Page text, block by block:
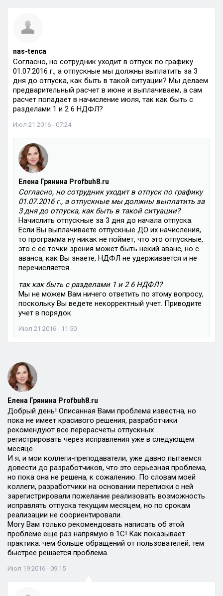
nas-tenca
Согласно, но сотрудник уходит в отпуск по графику
01.07.2016 г., а отпускные мы должны выплатить за 3
дня до отпуска, как быть в такой ситуации? Мы делаем
предварительный расчет в июне и выплачиваем, а сам
расчет попадает в начисление июля, так как быть с
разделами 1 и 2 6 НДФЛ?
Июл 21 2016 - 07:24
Елена Грянина Profbuh8.ru
Согласно, но сотрудник уходит в отпуск по графику
01.07.2016 г., а отпускные мы должны выплатить за
3 дня до отпуска, как быть в такой ситуации?
Начислить отпускные за 3 дня до начала отпуска.
Если Вы выплачиваете отпускные ДО их начисления,
то программа ну никак не поймет, что это отпускные,
это с ее точки зрения может быть некий аванс, но с
аванса, как Вы знаете, НДФЛ не удерживается и не
перечисляется.
так как быть с разделами 1 и 2 6 НДФЛ?
Мы не можем Вам ничего ответить по этому вопросу,
поскольку Вы ведете некорректный учет. Приводите
учет в порядок.
Июл 21 2016 - 11:50
Елена Грянина Profbuh8.ru
Добрый день! Описанная Вами проблема известна, но
пока не имеет красивого решения, разработчики
рекомендуют все перерасчеты отпускных
регистрировать через исправления уже в следующем
месяце.
И я, и мои коллеги-преподаватели, уже давно пытаемся
довести до разработчиков, что это серьезная проблема,
но пока она не решена, к сожалению. По словам моей
коллеги, разработчики на основании переписки с ней
зарегистрировали пожелание реализовать возможность
исправлять отпуска текущим месяцем, но по срокам
реализации не соориентировали.
Могу Вам только рекомендовать написать об этой
проблеме еще раз напрямую в 1С! Как показывает
практика: чем больше обращений от пользователей, тем
быстрее решается проблема.
Июл 19 2016 - 09:15